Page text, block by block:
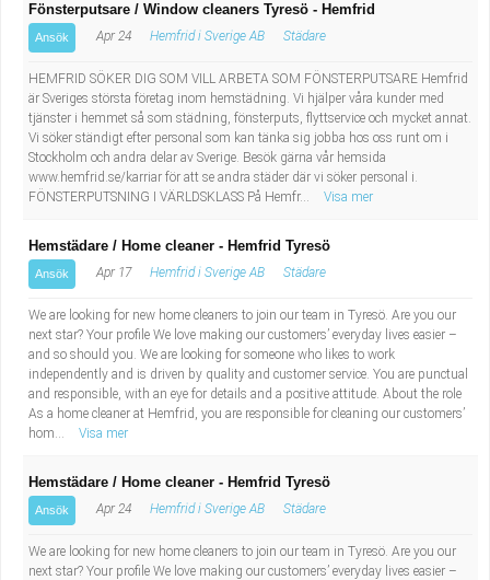
Fönsterputsare / Window cleaners Tyresö - Hemfrid
Ansök Apr 24 Hemfrid i Sverige AB Städare
HEMFRID SÖKER DIG SOM VILL ARBETA SOM FÖNSTERPUTSARE Hemfrid
är Sveriges största företag inom hemstädning. Vi hjälper våra kunder med
tjänster i hemmet så som städning, fönsterputs, flyttservice och mycket annat.
Vi söker ständigt efter personal som kan tänka sig jobba hos oss runt om i
Stockholm och andra delar av Sverige. Besök gärna vår hemsida
www.hemfrid.se/karriar för att se andra städer där vi söker personal i.
FÖNSTERPUTSNING I VÄRLDSKLASS På Hemfr...
Visa mer
Hemstädare / Home cleaner - Hemfrid Tyresö
Ansök Apr 17 Hemfrid i Sverige AB Städare
We are looking for new home cleaners to join our team in Tyresö. Are you our
next star? Your profile We love making our customers’ everyday lives easier –
and so should you. We are looking for someone who likes to work
independently and is driven by quality and customer service. You are punctual
and responsible, with an eye for details and a positive attitude. About the role
As a home cleaner at Hemfrid, you are responsible for cleaning our customers’
hom...
Visa mer
Hemstädare / Home cleaner - Hemfrid Tyresö
Ansök Apr 24 Hemfrid i Sverige AB Städare
We are looking for new home cleaners to join our team in Tyresö. Are you our
next star? Your profile We love making our customers’ everyday lives easier –